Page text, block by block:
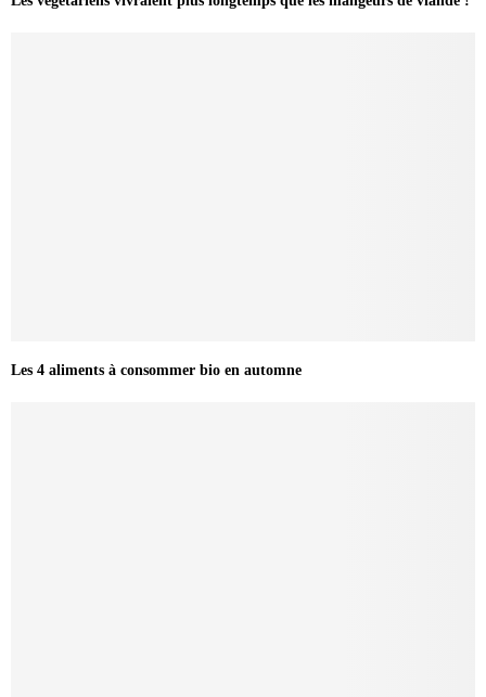
Les 4 aliments à consommer bio en automne